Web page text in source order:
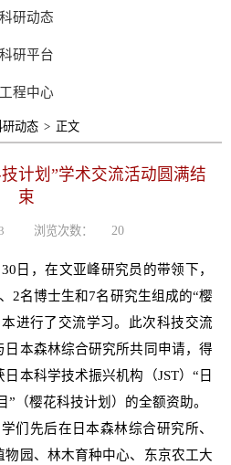
科研动态
科研平台
工程中心
研动态 > 正文
计划”学术交流活动圆满结
束
浏览次数： 20
日，在文亚峰研究员的带领下，
2名博士生和7名研究生组成的“樱
进行了交流学习。此次科技交流
本森林综合研究所共同申请，得
本科学技术振兴机构（JST）“日
”（樱花科技计划）的全额资助。
们先后在日本森林综合研究所、
园、林木育种中心、东京农工大